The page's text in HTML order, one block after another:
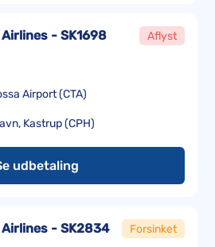
- SK1698 Aflyst
Airport (CTA)
Kastrup (CPH)
udbetaling
- SK2834 Forsinket